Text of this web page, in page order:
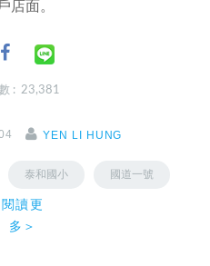
店面。
: 23,381
YEN LI HUNG
泰和國小 國道一號
閱讀更
多＞